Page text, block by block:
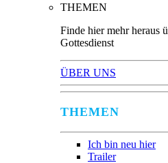
THEMEN
Finde hier mehr heraus
Gottesdienst
ÜBER UNS
THEMEN
Ich bin neu hier
Trailer